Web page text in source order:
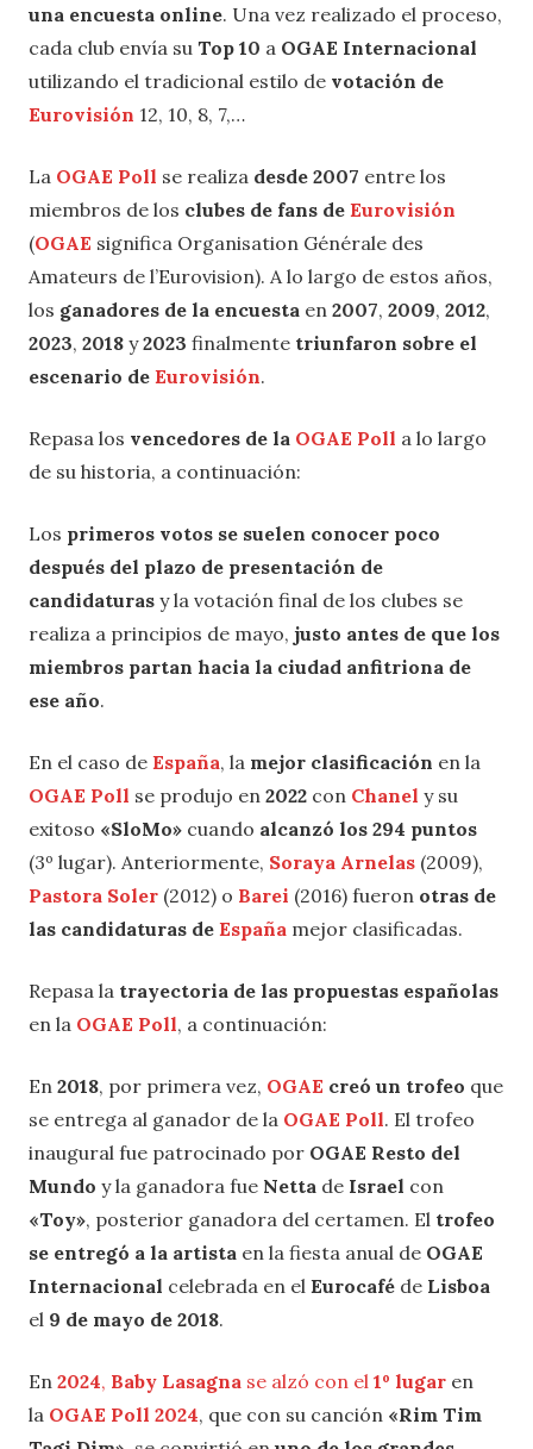
una encuesta online. Una vez realizado el proceso,
cada club envía su Top 10 a OGAE Internacional
utilizando el tradicional estilo de votación de
Eurovisión 12, 10, 8, 7,…
La OGAE Poll se realiza desde 2007 entre los
miembros de los clubes de fans de Eurovisión
(OGAE significa Organisation Générale des
Amateurs de l’Eurovision). A lo largo de estos años,
los ganadores de la encuesta en 2007, 2009, 2012,
2023, 2018 y2023 finalmente triunfaron sobre el
escenario de Eurovisión.
Repasa los vencedores de la OGAE Poll a lo largo
de su historia, a continuación:
Los primeros votos se suelen conocer poco
después del plazo de presentación de
candidaturas y la votación final de los clubes se
realiza a principios de mayo, justo antes de que los
miembros partan hacia la ciudad anfitriona de
ese año.
En el caso de España, la mejor clasificación en la
OGAE Poll se produjo en 2022 con Chanel y su
exitoso «SloMo» cuando alcanzó los 294 puntos
(3º lugar). Anteriormente, Soraya Arnelas (2009),
Pastora Soler (2012) o Barei (2016) fueron otras de
las candidaturas de España mejor clasificadas.
Repasa la trayectoria de las propuestas españolas
en la OGAE Poll, a continuación:
En 2018, por primera vez, OGAE creó un trofeo que
se entrega al ganador de la OGAE Poll. El trofeo
inaugural fue patrocinado por OGAE Resto del
Mundo y la ganadora fue Netta de Israel con
«Toy», posterior ganadora del certamen. El trofeo
se entregó a la artista en la fiesta anual de OGAE
Internacional celebrada en el Eurocafé de Lisboa
el 9 de mayo de 2018.
En 2024, Baby Lasagna se alzó con el 1º lugar en
la OGAE Poll 2024, que con su canción «Rim Tim